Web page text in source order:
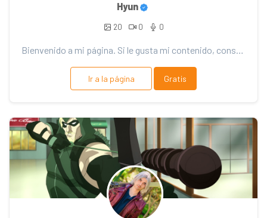
Hyun
20 0 0
Bienvenido a mi página. Si le gusta mi contenido, considere el soporte. ¡Gracias por tu apoyo!
Ir a la página Gratis